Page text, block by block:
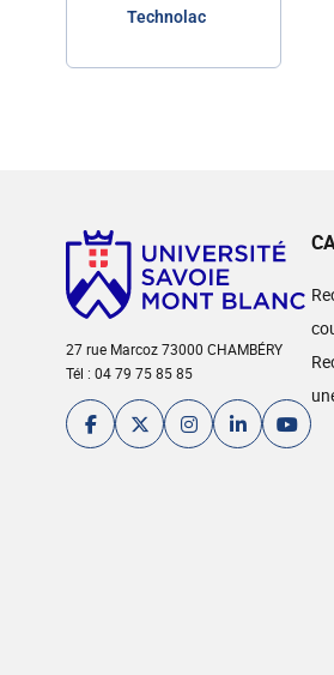
Technolac
27 rue Marcoz 73000 CHAMBÉRY
Tél : 04 79 75 85 85